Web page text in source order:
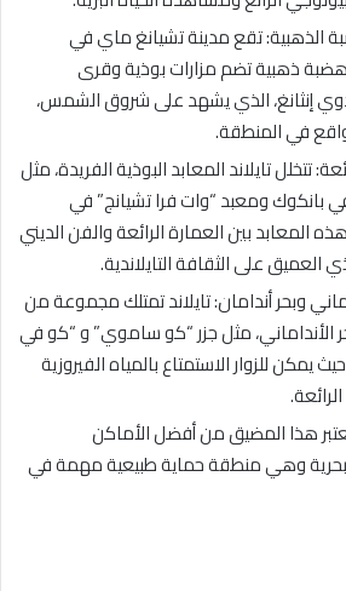
الذهبية: تقع مدينة تشيانغ ماي في
ذهبية تضم مزارات بوذية وقرى
دوي إنثانغ، الذي يشهد على شروق الشمس،
في المنطقة.
تتخلل تايلاند المعابد البوذية الفريدة، مثل
بانكوك ومعبد “وات فرا تشيانج” في
المعابد بين العمارة الرائعة والفن الديني
العميق على الثقافة التايلاندية.
وبحر أندامان: تايلاند تمتلك مجموعة من
الأنداماني، مثل جزر “كو ساموي” و “كو في
يمكن للزوار الاستمتاع بالمياه الفيروزية
هذا المضيق من أفضل الأماكن
وهي منطقة حماية طبيعية مهمة في